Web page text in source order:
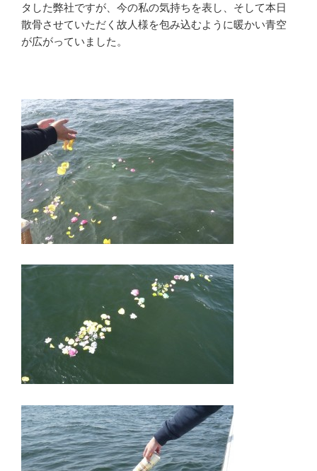
タした弊社ですが、今の私の気持ちを表し、そして本日
散骨させていただく故人様を包み込むように暖かい青空
が広がっていました。